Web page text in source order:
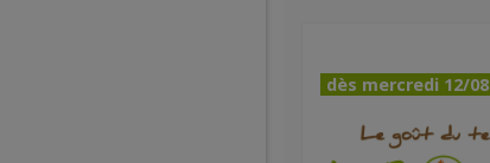
dès mercredi 12/08